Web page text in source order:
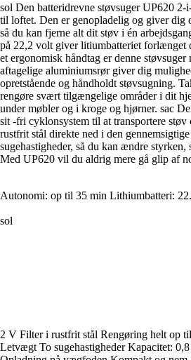
sol Den batteridrevne støvsuger UP620
til loftet. Den er genopladelig og giver dig
så du kan fjerne alt dit støv i én
på 22,2 volt giver litiumbatteriet forlænget
et ergonomisk håndtag er denne
aftagelige aluminiumsrør giver dig
opretstående og håndholdt støvsugning.
rengøre svært tilgængelige områder i dit
under møbler og i kroge og hjørner. sac
sit -fri cyklonsystem til at transportere støv
rustfrit stål direkte ned i den
sugehastigheder, så du kan ændre styrken,
Med UP620 vil du aldrig mere gå glip af
Autonomi: op til 35 min Lithiumbatteri: 22.
sol
2 V Filter i rustfrit stål Rengøring helt op
Letvægt To sugehastigheder Kapacitet: